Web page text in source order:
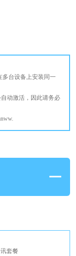
多台设备上安装同一
动激活，因此请务必
套餐